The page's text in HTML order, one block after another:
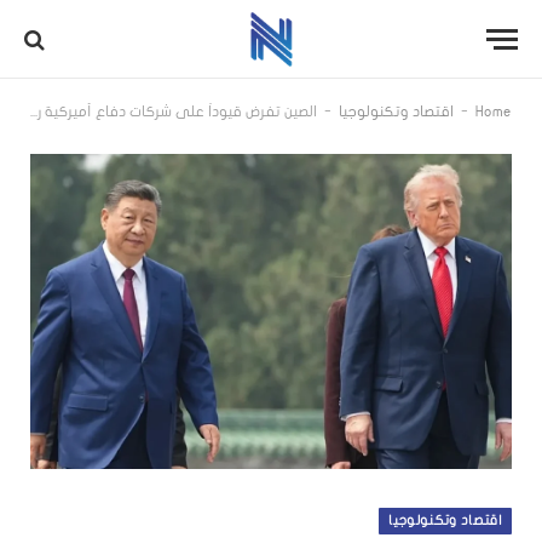
Home
- اقتصاد وتكنولوجيا - الصين تفرض قيوداً على شركات دفاع أميركية رداً على عقوبات واشنطن
اقتصاد وتكنولوجيا